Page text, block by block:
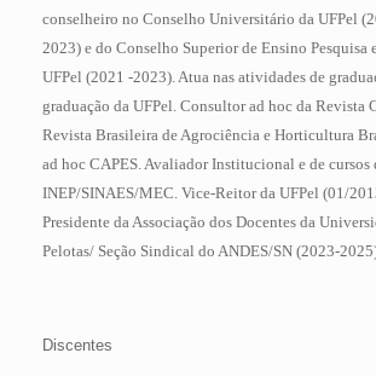
conselheiro no Conselho Universitário da UFPel
2023) e do Conselho Superior de Ensino Pesquisa
UFPel (2021 -2023). Atua nas atividades de
graduação da UFPel. Consultor ad hoc da Revista
Revista Brasileira de Agrociência e Horticultura
ad hoc CAPES. Avaliador Institucional e de cursos
INEP/SINAES/MEC. Vice-Reitor da UFPel (01/
Presidente da Associação dos Docentes da
Pelotas/ Seção Sindical do ANDES/SN (2023-
Discentes